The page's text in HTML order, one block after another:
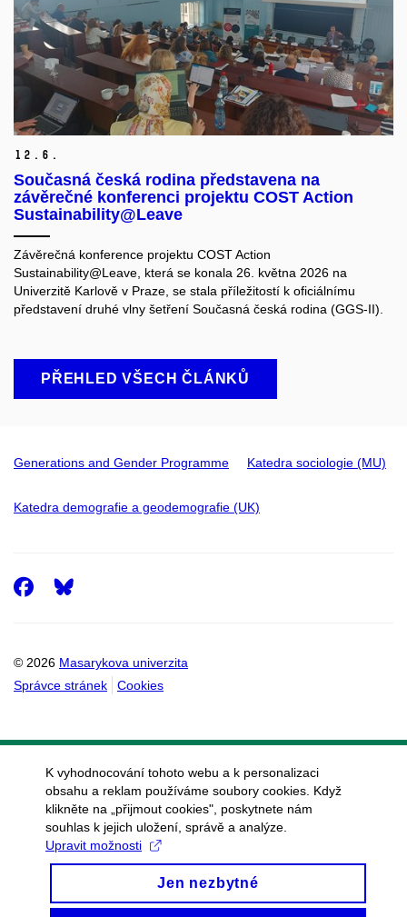
12. 6.
Současná česká rodina představena na
závěrečné konferenci projektu COST Action
Sustainability@Leave
Závěrečná konference projektu COST Action
Sustainability@Leave, která se konala 26. května 2026 na
Univerzitě Karlově v Praze, se stala příležitostí k oficiálnímu
představení druhé vlny šetření Současná česká rodina (GGS-II).
PŘEHLED VŠECH ČLÁNKŮ
Generations and Gender Programme Katedra sociologie (MU)
Katedra demografie a geodemografie (UK)
© 2026 Masarykova univerzita
Správce stránek
Cookies
Facebook
K vyhodnocování tohoto webu a k personalizaci
obsahu a reklam používáme soubory cookies. Když
klikněte na „přijmout cookies", poskytnete nám
souhlas k jejich uložení, správě a analýze.
Upravit možnosti
Jen nezbytné